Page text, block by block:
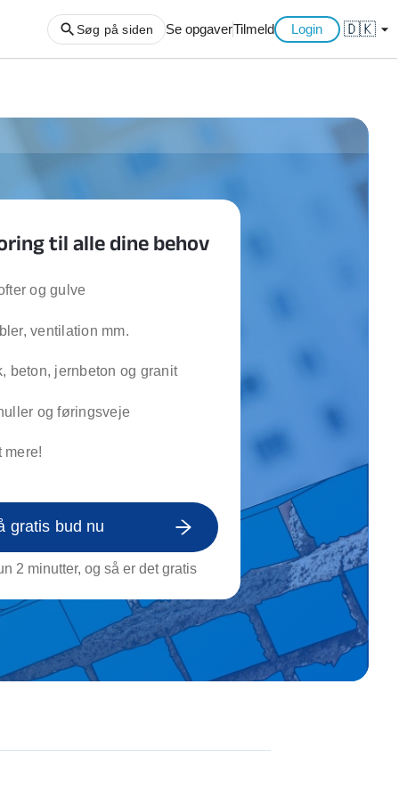
hvidevarer
af tagrende
rengøring
Søg på siden Se opgaverTilmeld Login 🇩🇰 arrow_drop_down
til alle dine behov
og gulve
ventilation mm.
beton, jernbeton og granit
og føringsveje
mere!
gratis bud nu
2 minutter, og så er det gratis